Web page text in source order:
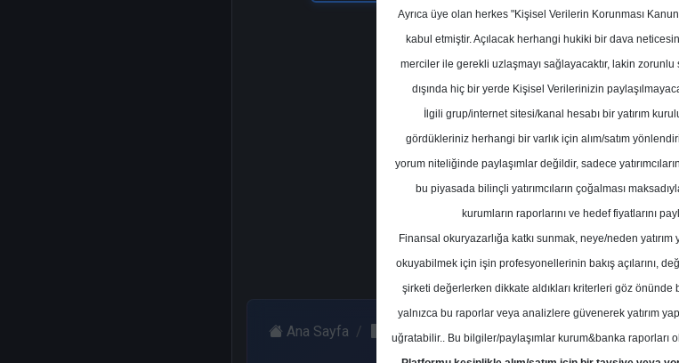
Kurum Sayısı
19
Perşembe, 07 Mayıs 2026
Ana Sayfa Trive Yatırım TUPRS Hedef Fiyat
Ayrıca üye olan herkes "Kişisel Verilerin Korunması
kabul etmiştir. Açılacak herhangi hukiki bir dava
merciler ile gerekli uzlaşmayı sağlayacaktır, lakin
dışında hiç bir yerde Kişisel Verilerinizin
İlgili grup/internet sitesi/kanal hesabı bir yatırım
gördükleriniz herhangi bir varlık için alım/satım
yorum niteliğinde paylaşımlar değildir, sadece
bu piyasada bilinçli yatırımcıların çoğalması
kurumların raporlarını ve hedef fiyatlarını
Finansal okuryazarlığa katkı sunmak, neye/neden yatırım
okuyabilmek için işin profesyonellerinin bakış açılarını,
şirketi değerlerken dikkate aldıkları kriterleri göz
yalnızca bu raporlar veya analizlere güvenerek yatırım
uğratabilir.. Bu bilgiler/paylaşımlar kurum&banka raporları